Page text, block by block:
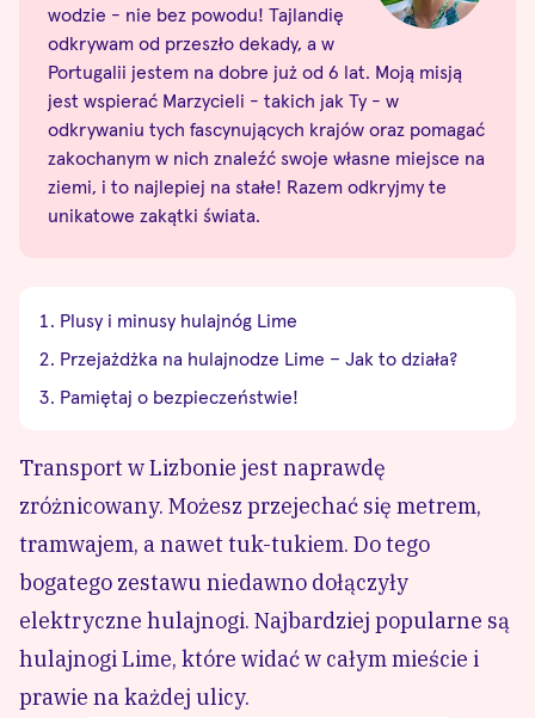
wodzie - nie bez powodu! Tajlandię
odkrywam od przeszło dekady, a w
Portugalii jestem na dobre już od 6 lat. Moją misją
jest wspierać Marzycieli - takich jak Ty - w
odkrywaniu tych fascynujących krajów oraz pomagać
zakochanym w nich znaleźć swoje własne miejsce na
ziemi, i to najlepiej na stałe! Razem odkryjmy te
unikatowe zakątki świata.
Plusy i minusy hulajnóg Lime
Przejażdżka na hulajnodze Lime – Jak to działa?
Pamiętaj o bezpieczeństwie!
Transport w Lizbonie jest naprawdę
zróżnicowany. Możesz przejechać się metrem,
tramwajem, a nawet tuk-tukiem. Do tego
bogatego zestawu niedawno dołączyły
elektryczne hulajnogi. Najbardziej popularne są
hulajnogi Lime, które widać w całym mieście i
prawie na każdej ulicy.